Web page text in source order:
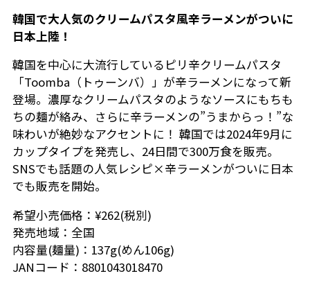
韓国で大人気のクリームパスタ風辛ラーメンがついに
日本上陸！
韓国を中心に大流行しているピリ辛クリームパスタ
「Toomba（トゥーンバ）」が辛ラーメンになって新
登場。濃厚なクリームパスタのようなソースにもちも
ちの麺が絡み、さらに辛ラーメンの”うまからっ！”な
味わいが絶妙なアクセントに！ 韓国では2024年9月に
カップタイプを発売し、24日間で300万食を販売。
SNSでも話題の人気レシピ×辛ラーメンがついに日本
でも販売を開始。
希望小売価格：¥262(税別)
発売地域：全国
内容量(麺量)：137g(めん106g)
JANコード：8801043018470